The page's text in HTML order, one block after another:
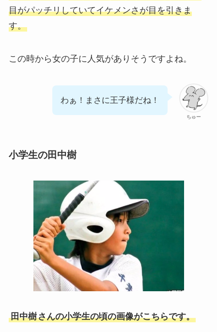
目がパッチリしていてイケメンさが目を引きま
す。
この時から女の子に人気がありそうですよね。
ちゅー
わぁ！まさに王子様だね！
小学生の田中樹
田中樹さんの小学生の頃の画像がこちらです。